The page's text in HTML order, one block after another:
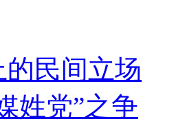
民间立场
党”之争